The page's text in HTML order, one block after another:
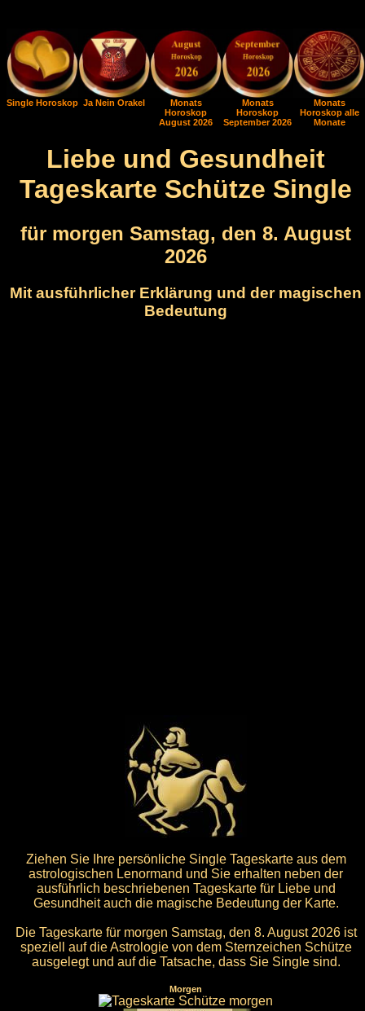
Single Horoskop Ja Nein Orakel
Monats
Horoskop
August 2026
Monats
Horoskop
September 2026
Monats
Horoskop alle
Monate
Liebe und Gesundheit
Tageskarte Schütze Single
für morgen Samstag, den 8. August
2026
Mit ausführlicher Erklärung und der magischen
Bedeutung
Ziehen Sie Ihre persönliche Single Tageskarte aus dem
astrologischen Lenormand und Sie erhalten neben der
ausführlich beschriebenen Tageskarte für Liebe und
Gesundheit auch die magische Bedeutung der Karte.
Die Tageskarte für morgen Samstag, den 8. August 2026 ist
speziell auf die Astrologie von dem Sternzeichen Schütze
ausgelegt und auf die Tatsache, dass Sie Single sind.
Morgen